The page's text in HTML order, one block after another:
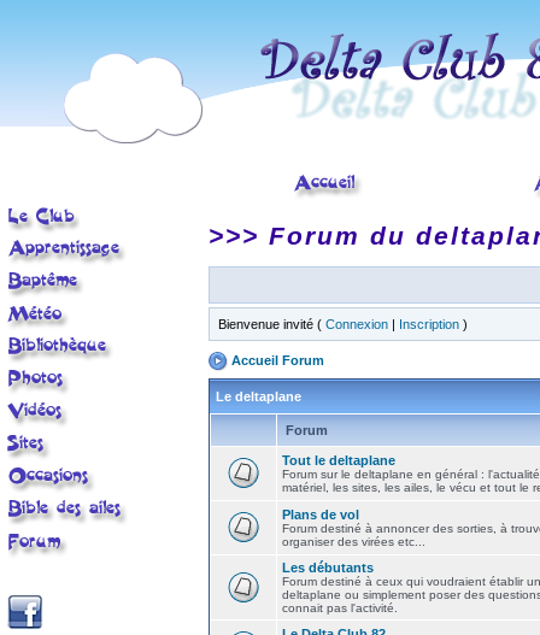
>>> Forum du
Bienvenue invité ( Connexion | Inscription )
Accueil Forum
Le deltaplane
Forum
Tout le deltaplane
Forum sur le deltaplane en général :
matériel, les sites, les ailes, le vécu et tout le
Plans de vol
Forum destiné à annoncer des sorties, à
organiser des virées etc...
Les débutants
Forum destiné à ceux qui voudraient établir
deltaplane ou simplement poser des
connait pas l'activité.